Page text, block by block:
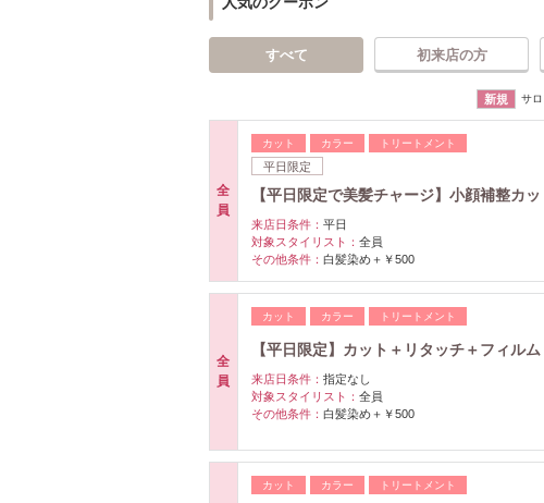
すべて 初来店の方
新規 サ
全
員
カット カラー トリートメント
平日限定
【平日限定で美髪チャージ】小顔補整カ
来店日条件： 平日
対象スタイリスト： 全員
その他条件： 白髪染め＋￥500
全
員
カット カラー トリートメント
【平日限定】カット＋リタッチ＋フィル
来店日条件： 指定なし
対象スタイリスト： 全員
その他条件： 白髪染め＋￥500
カット カラー トリートメント